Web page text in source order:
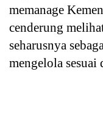
memanage
cenderung
seharusnya
mengelola sesuai